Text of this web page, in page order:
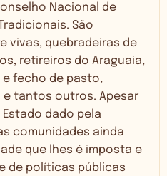
Nacional de
São
vivas, quebradeiras de
retireiros do Araguaia,
fecho de pasto,
tantos outros. Apesar
dado pela
comunidades ainda
que lhes é imposta e
de políticas públicas